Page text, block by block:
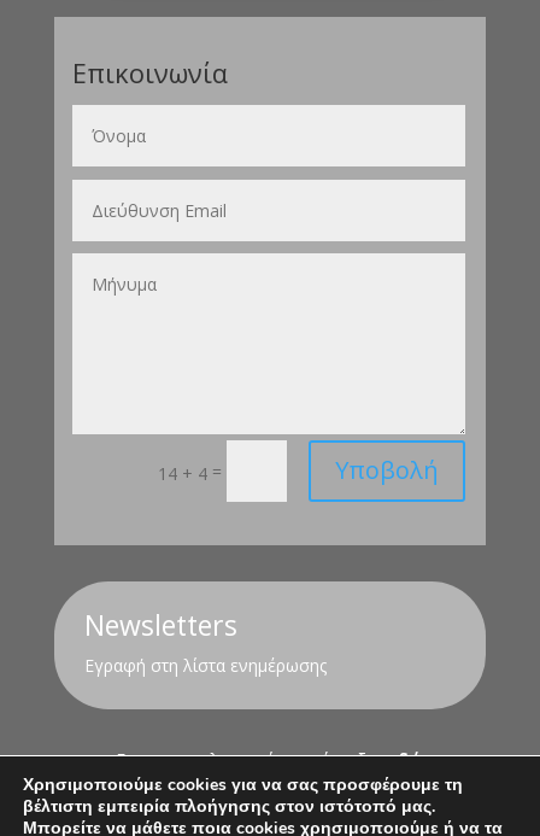
Επικοινωνία
14 + 4 = Υποβολή
Newsletters
Εγραφή στη λίστα ενημέρωσης
Για τον υπολογισμό της σύνταξηςεδώ
Όροι Χρήσης Πολιτική Απορρήτου
Χρησιμοποιούμε cookies για να σας προσφέρουμε τη
βέλτιστη εμπειρία πλοήγησης στον ιστότοπό μας.
Μπορείτε να μάθετε ποια cookies χρησιμοποιούμε ή να τα